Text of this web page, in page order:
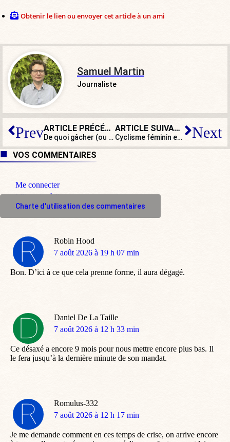
Obtenir le lien ou envoyer cet article à un ami
Samuel Martin
Journaliste
Prev ARTICLE PRÉCÉDENT
De quoi gâcher (ou pas) les vacances de Macron : la charge de la dette s’alourdit
ARTICLE SUIVANT
Cyclisme féminin et dopage : le profilage du soutien-gorge en question Next
VOS COMMENTAIRES
Me connecter
M'inscrire à l'espace commentaire
Charte d'utilisation des commentaires
Robin Hood
dit
7 août 2026 à 19 h 07 min
Bon. D’ici à ce que cela prenne forme, il aura dégagé.
Daniel De La Taille
dit
7 août 2026 à 12 h 33 min
Ce désaxé a encore 9 mois pour nous mettre encore plus bas. Il
le fera jusqu’à la dernière minute de son mandat.
Romulus-332
dit
7 août 2026 à 12 h 17 min
Je me demande comment en ces temps de crise, on arrive encore